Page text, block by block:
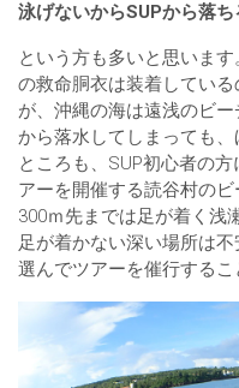
泳げないからSUPから落
という方も多いと思いま
の救命胴衣は装着してい
が、沖縄の海は遠浅のビ
から落水してしまっても
ところも、SUP初心者の
アーを開催する読谷村の
300ｍ先までは足が着く浅
足が着かない深い場所は
選んでツアーを催行するこ